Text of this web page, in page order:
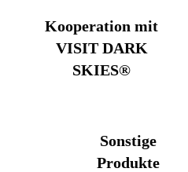
Kooperation mit
VISIT DARK
SKIES®
Sonstige
Produkte